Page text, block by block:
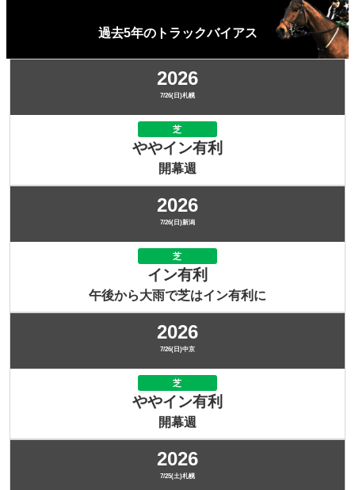
過去5年のトラックバイアス
2026
7/26(日)札幌
芝
ややイン有利
開幕週
2026
7/26(日)新潟
芝
イン有利
午後から大雨で芝はイン有利に
2026
7/26(日)中京
芝
ややイン有利
開幕週
2026
7/25(土)札幌